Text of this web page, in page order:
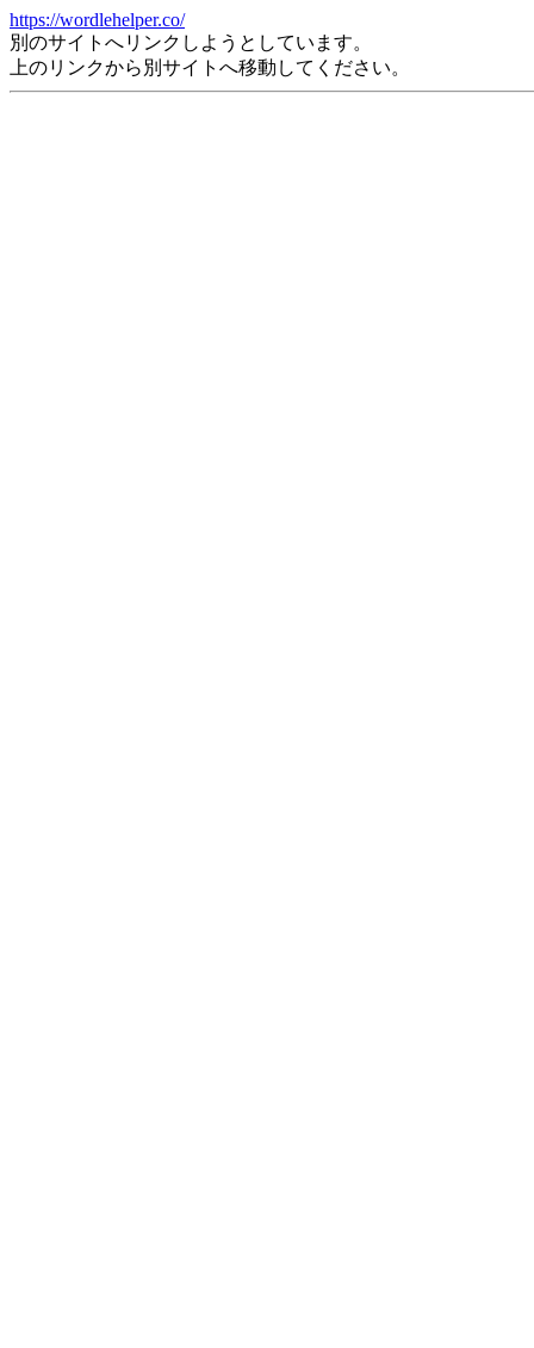
https://wordlehelper.co/
別のサイトへリンクしようとしています。
上のリンクから別サイトへ移動してください。